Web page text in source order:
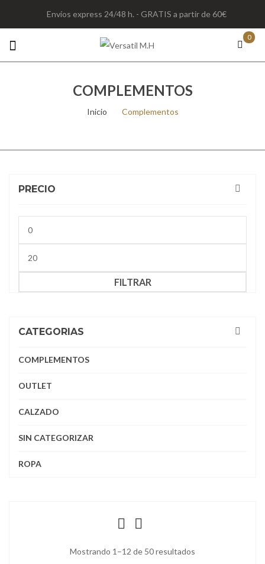
Envíos express 24/48 h. - GRATIS a partir de 60€
0
COMPLEMENTOS
Inicio Complementos
PRECIO
FILTRAR
CATEGORIAS
COMPLEMENTOS
OUTLET
CALZADO
SIN CATEGORIZAR
ROPA
Mostrando 1–12 de 50 resultados